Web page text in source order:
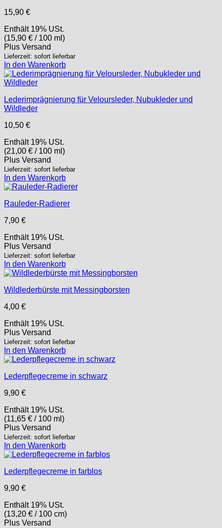
15,90 €
Enthält 19% USt.
(15,90 € / 100 ml)
Plus Versand
Lieferzeit: sofort lieferbar
In den Warenkorb
Lederimprägnierung für Veloursleder, Nubukleder und
Wildleder
10,50 €
Enthält 19% USt.
(21,00 € / 100 ml)
Plus Versand
Lieferzeit: sofort lieferbar
In den Warenkorb
Rauleder-Radierer
7,90 €
Enthält 19% USt.
Plus Versand
Lieferzeit: sofort lieferbar
In den Warenkorb
Wildlederbürste mit Messingborsten
4,00 €
Enthält 19% USt.
Plus Versand
Lieferzeit: sofort lieferbar
In den Warenkorb
Lederpflegecreme in schwarz
9,90 €
Enthält 19% USt.
(11,65 € / 100 ml)
Plus Versand
Lieferzeit: sofort lieferbar
In den Warenkorb
Lederpflegecreme in farblos
9,90 €
Enthält 19% USt.
(13,20 € / 100 cm)
Plus Versand